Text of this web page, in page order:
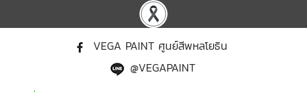
VEGA PAINT ศูนย์สีพหลโยธิน
@VEGAPAINT